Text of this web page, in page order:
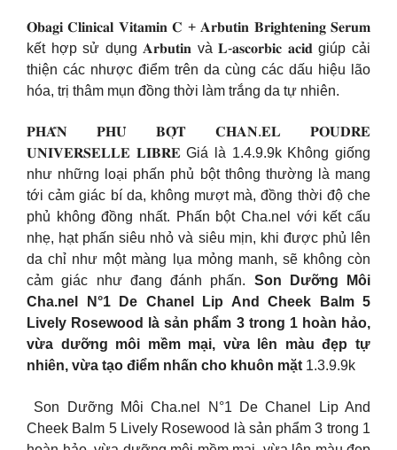
𝐎𝐛𝐚𝐠𝐢 𝐂𝐥𝐢𝐧𝐢𝐜𝐚𝐥 𝐕𝐢𝐭𝐚𝐦𝐢𝐧 𝐂 + 𝐀𝐫𝐛𝐮𝐭𝐢𝐧 𝐁𝐫𝐢𝐠𝐡𝐭𝐞𝐧𝐢𝐧𝐠 𝐒𝐞𝐫𝐮𝐦
kết hợp sử dụng 𝐀𝐫𝐛𝐮𝐭𝐢𝐧 và 𝐋-𝐚𝐬𝐜𝐨𝐫𝐛𝐢𝐜 𝐚𝐜𝐢𝐝 giúp cải
thiện các nhược điểm trên da cùng các dấu hiệu lão
hóa, trị thâm mụn đồng thời làm trắng da tự nhiên.
𝐏𝐇𝐀̂́𝐍 𝐏𝐇𝐔̉ 𝐁𝐎̣̂𝐓 𝐂𝐇𝐀𝐍.𝐄𝐋 𝐏𝐎𝐔𝐃𝐑𝐄
𝐔𝐍𝐈𝐕𝐄𝐑𝐒𝐄𝐋𝐋𝐄 𝐋𝐈𝐁𝐑𝐄 Giá là 1.4.9.9k Không giống
như những loại phấn phủ bột thông thường là mang
tới cảm giác bí da, không mượt mà, đồng thời độ che
phủ không đồng nhất. Phấn bột Cha.nel với kết cấu
nhẹ, hạt phấn siêu nhỏ và siêu mịn, khi được phủ lên
da chỉ như một màng lụa mỏng manh, sẽ không còn
cảm giác như đang đánh phấn. Son Dưỡng Môi
Cha.nel N°1 De Chanel Lip And Cheek Balm 5
Lively Rosewood là sản phẩm 3 trong 1 hoàn hảo,
vừa dưỡng môi mềm mại, vừa lên màu đẹp tự
nhiên, vừa tạo điểm nhấn cho khuôn mặt 1.3.9.9k
Son Dưỡng Môi Cha.nel N°1 De Chanel Lip And
Cheek Balm 5 Lively Rosewood là sản phẩm 3 trong 1